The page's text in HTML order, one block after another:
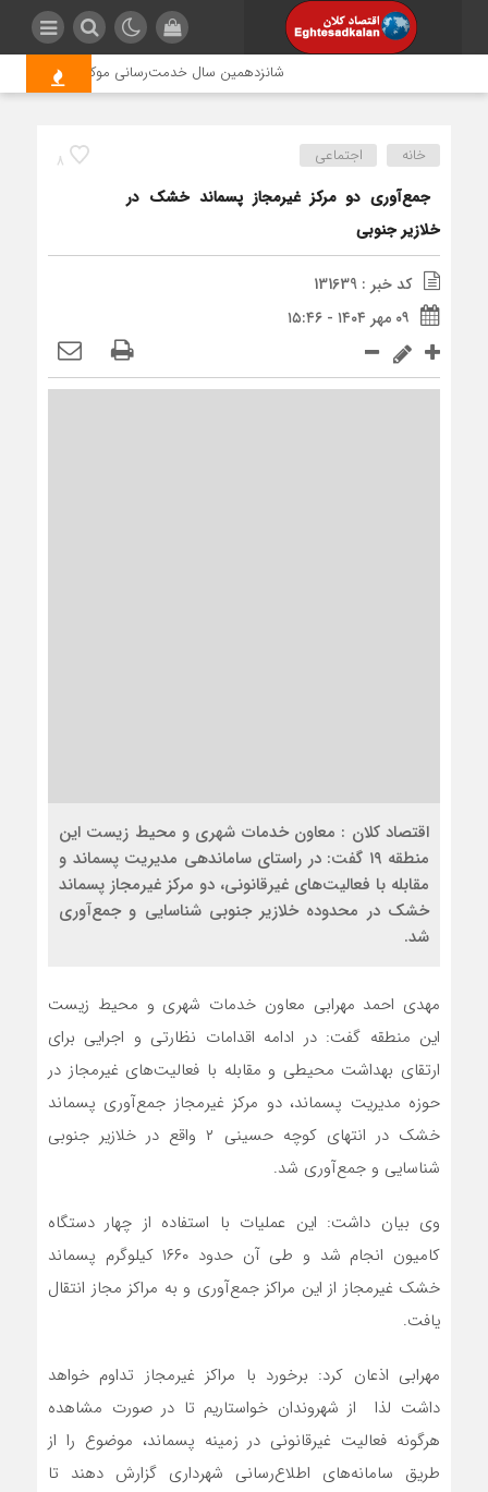
شانزدهمین سال خدمت‌رسانی موکب امام رضا (ع)
8 خانه اجتماعی
‍ جمع‌آوری دو مرکز غیرمجاز پسماند خشک در
خلازیر جنوبی
کد خبر : 131639
۰۹ مهر ۱۴۰۴ - ۱۵:۴۶
اقتصاد کلان : معاون خدمات شهری و محیط زیست این
منطقه ۱۹ گفت: در راستای ساماندهی مدیریت پسماند و
مقابله با فعالیت‌های غیرقانونی، دو مرکز غیرمجاز پسماند
خشک در محدوده خلازیر جنوبی شناسایی و جمع‌آوری
شد.
مهدی احمد مهرابی معاون خدمات شهری و محیط زیست
این منطقه گفت: در ادامه اقدامات نظارتی و اجرایی برای
ارتقای بهداشت محیطی و مقابله با فعالیت‌های غیرمجاز در
حوزه مدیریت پسماند، دو مرکز غیرمجاز جمع‌آوری پسماند
خشک در انتهای کوچه حسینی ۲ واقع در خلازیر جنوبی
شناسایی و جمع‌آوری شد.
وی بیان داشت: این عملیات با استفاده از چهار دستگاه
کامیون انجام شد و طی آن حدود ۱۶۶۰ کیلوگرم پسماند
خشک غیرمجاز از این مراکز جمع‌آوری و به مراکز مجاز انتقال
یافت.
مهرابی اذعان کرد: برخورد با مراکز غیرمجاز تداوم خواهد
داشت لذا از شهروندان خواستاریم تا در صورت مشاهده
هرگونه فعالیت غیرقانونی در زمینه پسماند، موضوع را از
طریق سامانه‌های اطلاع‌رسانی شهرداری گزارش دهند تا